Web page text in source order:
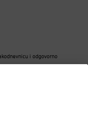
i odgovorno